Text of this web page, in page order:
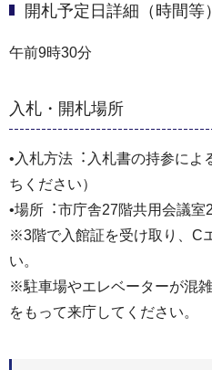
開札予定日詳細（時間等）
午前9時30分
入札・開札場所
•⼊札⽅法︓⼊札書の持参によ
ちください）
•場所︓市庁舎27階共⽤会議室
※3階で⼊館証を受け取り、C
い。
※駐⾞場やエレベーターが混
をもって来庁してください。